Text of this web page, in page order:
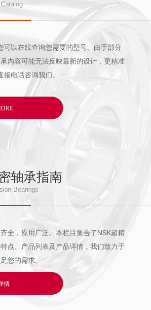
以在线查询您需要的型号。由于部分
内容可能无法反映最新的设计，更精准
电话咨询我们。
轴承指南
Bearings
全，应用广泛。本栏目集合了NSK超精
点、产品列表及产品详情，我们致力于
您的需求。
情